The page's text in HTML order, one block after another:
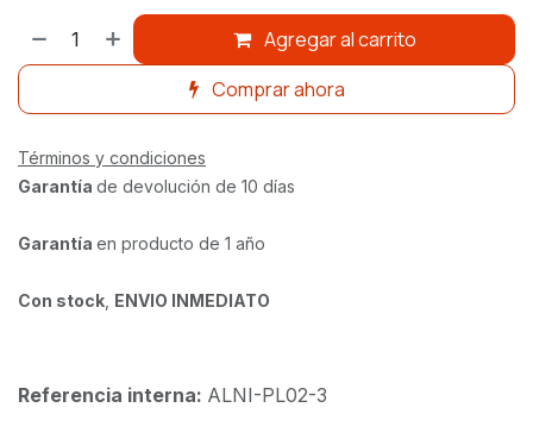
Agregar al carrito
Comprar ahora
Términos y condiciones
Garantía de devolución de 10 días
Garantía en producto de 1 año
Con stock ENVIO INMEDIATO
Referencia interna: ALNI-PL02-3